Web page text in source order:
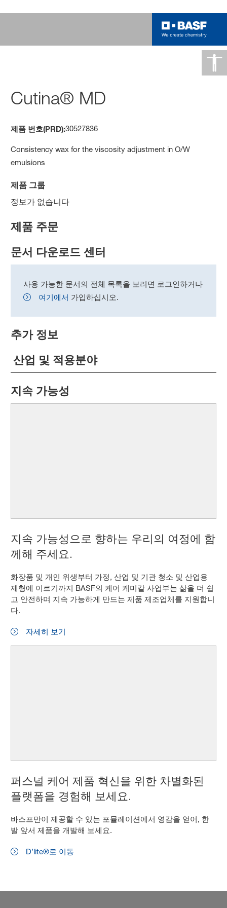
Cutina® MD
제품 번호(PRD):30527836
Consistency wax for the viscosity adjustment in O/W
emulsions
제품 그룹
정보가 없습니다
제품 주문
문서 다운로드 센터
사용 가능한 문서의 전체 목록을 보려면 로그인하거나
여기에서 가입하십시오.
추가 정보
산업 및 적용분야
지속 가능성
지속 가능성으로 향하는 우리의 여정에 함
께해 주세요.
화장품 및 개인 위생부터 가정, 산업 및 기관 청소 및 산업용
제형에 이르기까지 BASF의 케어 케미칼 사업부는 삶을 더 쉽
고 안전하며 지속 가능하게 만드는 제품 제조업체를 지원합니
다.
자세히 보기
퍼스널 케어 제품 혁신을 위한 차별화된
플랫폼을 경험해 보세요.
바스프만이 제공할 수 있는 포뮬레이션에서 영감을 얻어, 한
발 앞서 제품을 개발해 보세요.
D’lite®로 이동